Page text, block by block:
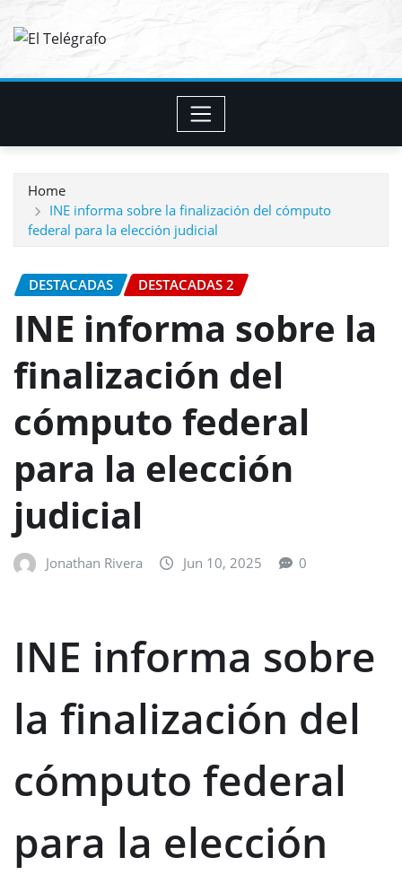
Home
INE informa sobre la finalización del cómputo
federal para la elección judicial
DESTACADAS DESTACADAS 2
INE informa sobre la
finalización del
cómputo federal
para la elección
judicial
Jonathan Rivera Jun 10, 2025 0
INE informa sobre
la finalización del
cómputo federal
para la elección